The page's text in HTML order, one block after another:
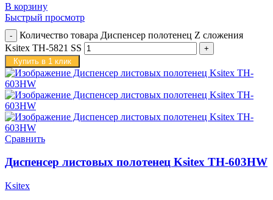
В корзину
Быстрый просмотр
Количество товара Диспенсер полотенец Z сложения
Ksitex TH-5821 SS
Купить в 1 клик
Сравнить
Диспенсер листовых полотенец Ksitex TH-603HW
Ksitex